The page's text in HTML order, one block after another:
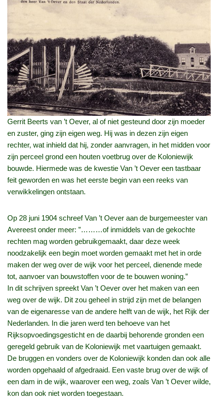
Gerrit Beerts van ’t Oever, al of niet gesteund door zijn moeder
en zuster, ging zijn eigen weg. Hij was in dezen zijn eigen
rechter, wat inhield dat hij, zonder aanvragen, in het midden voor
zijn perceel grond een houten voetbrug over de Koloniewijk
bouwde. Hiermede was de kwestie Van ’t Oever een tastbaar
feit geworden en was het eerste begin van een reeks van
verwikkelingen ontstaan.
Op 28 juni 1904 schreef Van ’t Oever aan de burgemeester van
Avereest onder meer: ”………of inmiddels van de gekochte
rechten mag worden gebruikgemaakt, daar deze week
noodzakelijk een begin moet worden gemaakt met het in orde
maken der weg over de wijk voor het perceel, dienende mede
tot, aanvoer van bouwstoffen voor de te bouwen woning.”
In dit schrijven spreekt Van ’t Oever over het maken van een
weg over de wijk. Dit zou geheel in strijd zijn met de belangen
van de eigenaresse van de andere helft van de wijk, het Rijk der
Nederlanden. In die jaren werd ten behoeve van het
Rijksopvoedingsgesticht en de daarbij behorende gronden een
geregeld gebruik van de Koloniewijk met vaartuigen gemaakt.
De bruggen en vonders over de Koloniewijk konden dan ook alle
worden opgehaald of afgedraaid. Een vaste brug over de wijk of
een dam in de wijk, waarover een weg, zoals Van ’t Oever wilde,
kon dan ook niet worden toegestaan.